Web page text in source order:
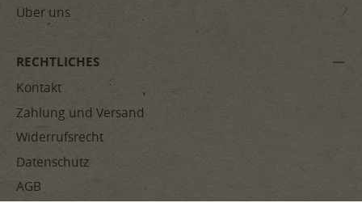
Über uns
RECHTLICHES
Kontakt
Zahlung und Versand
Widerrufsrecht
Datenschutz
AGB